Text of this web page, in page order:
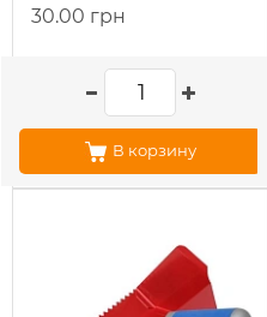
30.00 грн
В корзину